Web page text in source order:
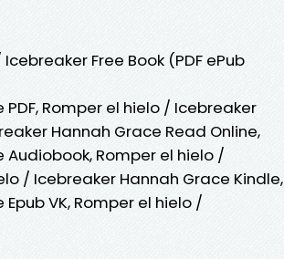
Free Book (PDF ePub
Romper el hielo / Icebreaker
Hannah Grace Read Online,
Romper el hielo /
/ Icebreaker Hannah Grace Kindle,
VK, Romper el hielo /